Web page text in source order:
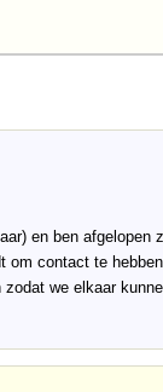
en ben afgelopen
contact te
we elkaar